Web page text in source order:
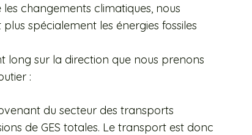
changements climatiques, nous
spécialement les énergies fossiles
long sur la direction que nous prenons
:
du secteur des transports
de GES totales. Le transport est donc